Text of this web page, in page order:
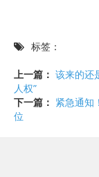
标签：
上一篇： 该来的还
人权”
下一篇： 紧急通知
位